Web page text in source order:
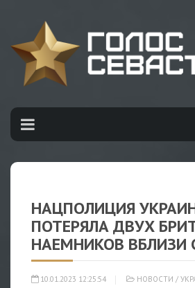
НАЦПОЛИЦИЯ
ПОТЕРЯЛА ДВУХ
НАЕМНИКОВ ВБЛИЗИ
10.01.2023 12:25:54 НОВОСТИ /